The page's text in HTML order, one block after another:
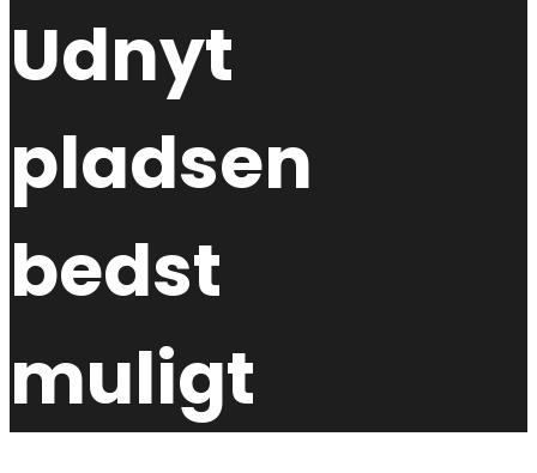
Udnyt
pladsen
bedst
muligt